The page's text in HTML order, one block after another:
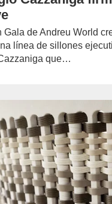
Gala de Andreu World
línea de sillones
que…